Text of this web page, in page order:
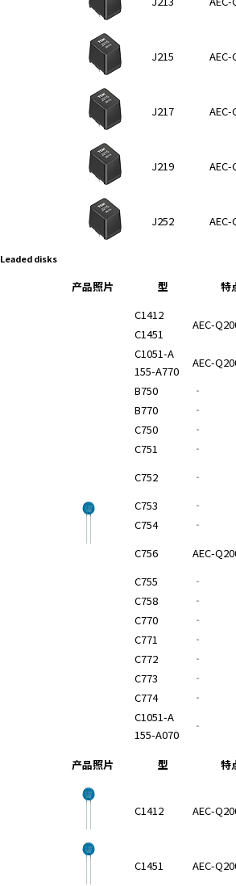
T
J215 AEC-
J217 AEC-
J219 AEC-
J252 AEC-
Leaded disks
产品照片 型 特
C1412
AEC-
C1451
C1051-A
155-A770
AEC-
B750
‐
B770 ‐
C750
‐
C751
‐
C752
‐
C753
‐
C754 ‐
C756
AEC-
C755
‐
C758 ‐
C770
‐
C771
‐
C772
‐
C773
‐
C774
‐
C1051-A
155-A070
‐
产品照片
型 特
C1412 AEC-
C1451 AEC-